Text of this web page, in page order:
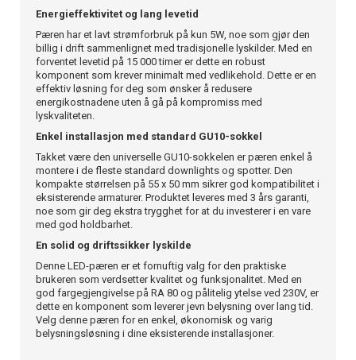
Energieffektivitet og lang levetid
Pæren har et lavt strømforbruk på kun 5W, noe som gjør den
billig i drift sammenlignet med tradisjonelle lyskilder. Med en
forventet levetid på 15 000 timer er dette en robust
komponent som krever minimalt med vedlikehold. Dette er en
effektiv løsning for deg som ønsker å redusere
energikostnadene uten å gå på kompromiss med
lyskvaliteten.
Enkel installasjon med standard GU10-sokkel
Takket være den universelle GU10-sokkelen er pæren enkel å
montere i de fleste standard downlights og spotter. Den
kompakte størrelsen på 55 x 50 mm sikrer god kompatibilitet i
eksisterende armaturer. Produktet leveres med 3 års garanti,
noe som gir deg ekstra trygghet for at du investerer i en vare
med god holdbarhet.
En solid og driftssikker lyskilde
Denne LED-pæren er et fornuftig valg for den praktiske
brukeren som verdsetter kvalitet og funksjonalitet. Med en
god fargegjengivelse på RA 80 og pålitelig ytelse ved 230V, er
dette en komponent som leverer jevn belysning over lang tid.
Velg denne pæren for en enkel, økonomisk og varig
belysningsløsning i dine eksisterende installasjoner.